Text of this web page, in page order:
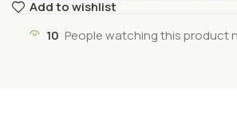
Add to wishlist
10 People watching this product